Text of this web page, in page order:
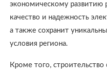
экономическому развитию
качество и надежность
а также сохранит
условия региона.
Кроме того,